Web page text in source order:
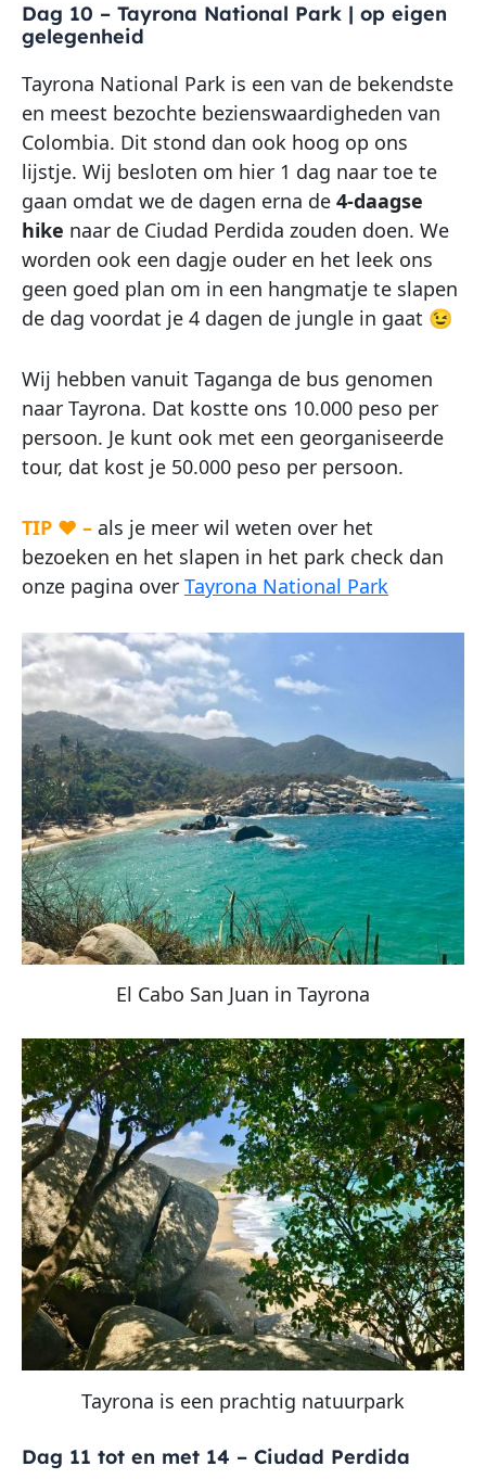
Dag 10 – Tayrona National Park | op eigen
gelegenheid
Tayrona National Park is een van de bekendste
en meest bezochte bezienswaardigheden van
Colombia. Dit stond dan ook hoog op ons
lijstje. Wij besloten om hier 1 dag naar toe te
gaan omdat we de dagen erna de 4-daagse
hike naar de Ciudad Perdida zouden doen. We
worden ook een dagje ouder en het leek ons
geen goed plan om in een hangmatje te slapen
de dag voordat je 4 dagen de jungle in gaat 😉
Wij hebben vanuit Taganga de bus genomen
naar Tayrona. Dat kostte ons 10.000 peso per
persoon. Je kunt ook met een georganiseerde
tour, dat kost je 50.000 peso per persoon.
TIP ♥ – als je meer wil weten over het
bezoeken en het slapen in het park check dan
onze pagina over Tayrona National Park
El Cabo San Juan in Tayrona
Tayrona is een prachtig natuurpark
Dag 11 tot en met 14 – Ciudad Perdida